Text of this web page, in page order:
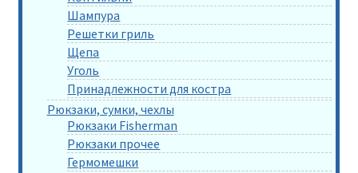
Шампура
Решетки гриль
Щепа
Уголь
Принадлежности для костра
Рюкзаки, сумки, чехлы
Рюкзаки Fisherman
Рюкзаки прочее
Гермомешки